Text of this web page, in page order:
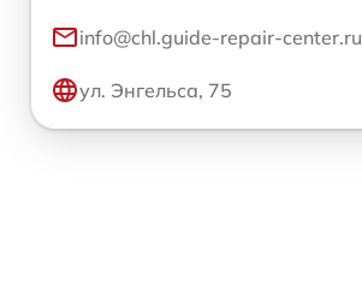
info@chl.guide-repair-center.ru
ул. Энгельса, 75